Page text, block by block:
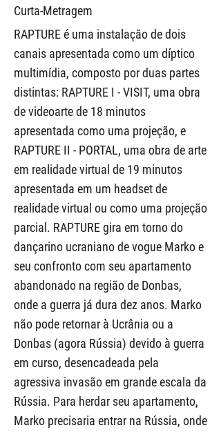
Curta-Metragem
RAPTURE é uma instalação de dois
canais apresentada como um díptico
multimídia, composto por duas partes
distintas: RAPTURE I - VISIT, uma obra
de videoarte de 18 minutos
apresentada como uma projeção, e
RAPTURE II - PORTAL, uma obra de arte
em realidade virtual de 19 minutos
apresentada em um headset de
realidade virtual ou como uma projeção
parcial. RAPTURE gira em torno do
dançarino ucraniano de vogue Marko e
seu confronto com seu apartamento
abandonado na região de Donbas,
onde a guerra já dura dez anos. Marko
não pode retornar à Ucrânia ou a
Donbas (agora Rússia) devido à guerra
em curso, desencadeada pela
agressiva invasão em grande escala da
Rússia. Para herdar seu apartamento,
Marko precisaria entrar na Rússia, onde